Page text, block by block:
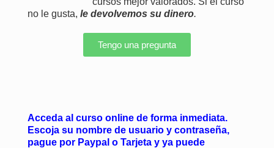
no le gusta, le devolvemos su dinero.
Tengo una pregunta
Acceda al curso online de forma inmediata.
Escoja su nombre de usuario y contraseña,
pague por Paypal o Tarjeta y ya puede